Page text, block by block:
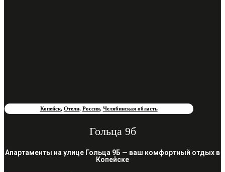
Копейск, Отели, Россия, Челябинская область
Гольца 9б
Апартаменты на улице Гольца 9Б — ваш комфортный отдых в
Копейске